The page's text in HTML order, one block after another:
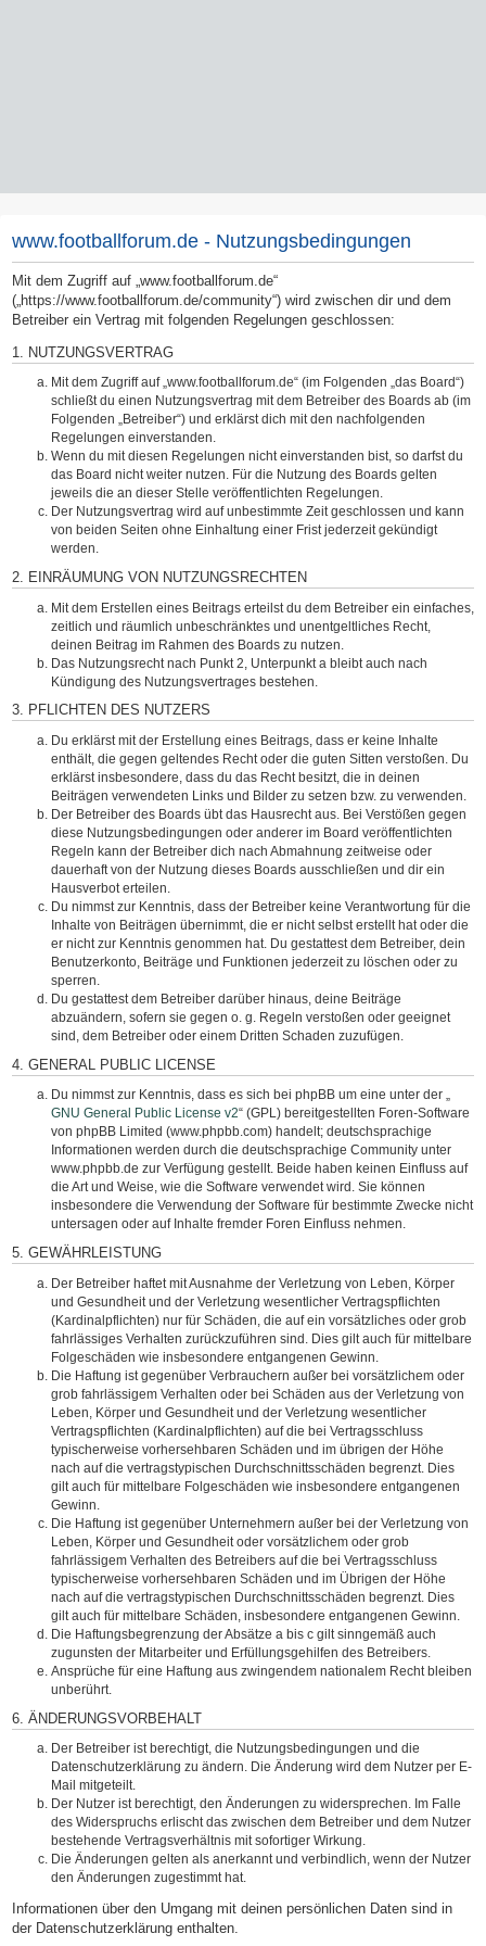
www.footballforum.de - Nutzungsbedingungen
Mit dem Zugriff auf „www.footballforum.de“
(„https://www.footballforum.de/community“) wird zwischen dir und dem
Betreiber ein Vertrag mit folgenden Regelungen geschlossen:
1. NUTZUNGSVERTRAG
Mit dem Zugriff auf „www.footballforum.de“ (im Folgenden „das Board“)
schließt du einen Nutzungsvertrag mit dem Betreiber des Boards ab (im
Folgenden „Betreiber“) und erklärst dich mit den nachfolgenden
Regelungen einverstanden.
Wenn du mit diesen Regelungen nicht einverstanden bist, so darfst du
das Board nicht weiter nutzen. Für die Nutzung des Boards gelten
jeweils die an dieser Stelle veröffentlichten Regelungen.
Der Nutzungsvertrag wird auf unbestimmte Zeit geschlossen und kann
von beiden Seiten ohne Einhaltung einer Frist jederzeit gekündigt
werden.
2. EINRÄUMUNG VON NUTZUNGSRECHTEN
Mit dem Erstellen eines Beitrags erteilst du dem Betreiber ein einfaches,
zeitlich und räumlich unbeschränktes und unentgeltliches Recht,
deinen Beitrag im Rahmen des Boards zu nutzen.
Das Nutzungsrecht nach Punkt 2, Unterpunkt a bleibt auch nach
Kündigung des Nutzungsvertrages bestehen.
3. PFLICHTEN DES NUTZERS
Du erklärst mit der Erstellung eines Beitrags, dass er keine Inhalte
enthält, die gegen geltendes Recht oder die guten Sitten verstoßen. Du
erklärst insbesondere, dass du das Recht besitzt, die in deinen
Beiträgen verwendeten Links und Bilder zu setzen bzw. zu verwenden.
Der Betreiber des Boards übt das Hausrecht aus. Bei Verstößen gegen
diese Nutzungsbedingungen oder anderer im Board veröffentlichten
Regeln kann der Betreiber dich nach Abmahnung zeitweise oder
dauerhaft von der Nutzung dieses Boards ausschließen und dir ein
Hausverbot erteilen.
Du nimmst zur Kenntnis, dass der Betreiber keine Verantwortung für die
Inhalte von Beiträgen übernimmt, die er nicht selbst erstellt hat oder die
er nicht zur Kenntnis genommen hat. Du gestattest dem Betreiber, dein
Benutzerkonto, Beiträge und Funktionen jederzeit zu löschen oder zu
sperren.
Du gestattest dem Betreiber darüber hinaus, deine Beiträge
abzuändern, sofern sie gegen o. g. Regeln verstoßen oder geeignet
sind, dem Betreiber oder einem Dritten Schaden zuzufügen.
4. GENERAL PUBLIC LICENSE
Du nimmst zur Kenntnis, dass es sich bei phpBB um eine unter der „
GNU General Public License v2“ (GPL) bereitgestellten Foren-Software
von phpBB Limited (www.phpbb.com) handelt; deutschsprachige
Informationen werden durch die deutschsprachige Community unter
www.phpbb.de zur Verfügung gestellt. Beide haben keinen Einfluss auf
die Art und Weise, wie die Software verwendet wird. Sie können
insbesondere die Verwendung der Software für bestimmte Zwecke nicht
untersagen oder auf Inhalte fremder Foren Einfluss nehmen.
5. GEWÄHRLEISTUNG
Der Betreiber haftet mit Ausnahme der Verletzung von Leben, Körper
und Gesundheit und der Verletzung wesentlicher Vertragspflichten
(Kardinalpflichten) nur für Schäden, die auf ein vorsätzliches oder grob
fahrlässiges Verhalten zurückzuführen sind. Dies gilt auch für mittelbare
Folgeschäden wie insbesondere entgangenen Gewinn.
Die Haftung ist gegenüber Verbrauchern außer bei vorsätzlichem oder
grob fahrlässigem Verhalten oder bei Schäden aus der Verletzung von
Leben, Körper und Gesundheit und der Verletzung wesentlicher
Vertragspflichten (Kardinalpflichten) auf die bei Vertragsschluss
typischerweise vorhersehbaren Schäden und im übrigen der Höhe
nach auf die vertragstypischen Durchschnittsschäden begrenzt. Dies
gilt auch für mittelbare Folgeschäden wie insbesondere entgangenen
Gewinn.
Die Haftung ist gegenüber Unternehmern außer bei der Verletzung von
Leben, Körper und Gesundheit oder vorsätzlichem oder grob
fahrlässigem Verhalten des Betreibers auf die bei Vertragsschluss
typischerweise vorhersehbaren Schäden und im Übrigen der Höhe
nach auf die vertragstypischen Durchschnittsschäden begrenzt. Dies
gilt auch für mittelbare Schäden, insbesondere entgangenen Gewinn.
Die Haftungsbegrenzung der Absätze a bis c gilt sinngemäß auch
zugunsten der Mitarbeiter und Erfüllungsgehilfen des Betreibers.
Ansprüche für eine Haftung aus zwingendem nationalem Recht bleiben
unberührt.
6. ÄNDERUNGSVORBEHALT
Der Betreiber ist berechtigt, die Nutzungsbedingungen und die
Datenschutzerklärung zu ändern. Die Änderung wird dem Nutzer per E-
Mail mitgeteilt.
Der Nutzer ist berechtigt, den Änderungen zu widersprechen. Im Falle
des Widerspruchs erlischt das zwischen dem Betreiber und dem Nutzer
bestehende Vertragsverhältnis mit sofortiger Wirkung.
Die Änderungen gelten als anerkannt und verbindlich, wenn der Nutzer
den Änderungen zugestimmt hat.
Informationen über den Umgang mit deinen persönlichen Daten sind in
der Datenschutzerklärung enthalten.